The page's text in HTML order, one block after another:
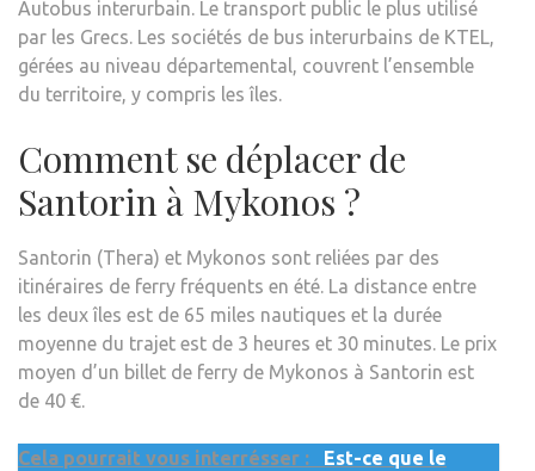
Autobus interurbain. Le transport public le plus utilisé
par les Grecs. Les sociétés de bus interurbains de KTEL,
gérées au niveau départemental, couvrent l’ensemble
du territoire, y compris les îles.
Comment se déplacer de
Santorin à Mykonos ?
Santorin (Thera) et Mykonos sont reliées par des
itinéraires de ferry fréquents en été. La distance entre
les deux îles est de 65 miles nautiques et la durée
moyenne du trajet est de 3 heures et 30 minutes. Le prix
moyen d’un billet de ferry de Mykonos à Santorin est
de 40 €.
Cela pourrait vous interrésser :
Est-ce que le